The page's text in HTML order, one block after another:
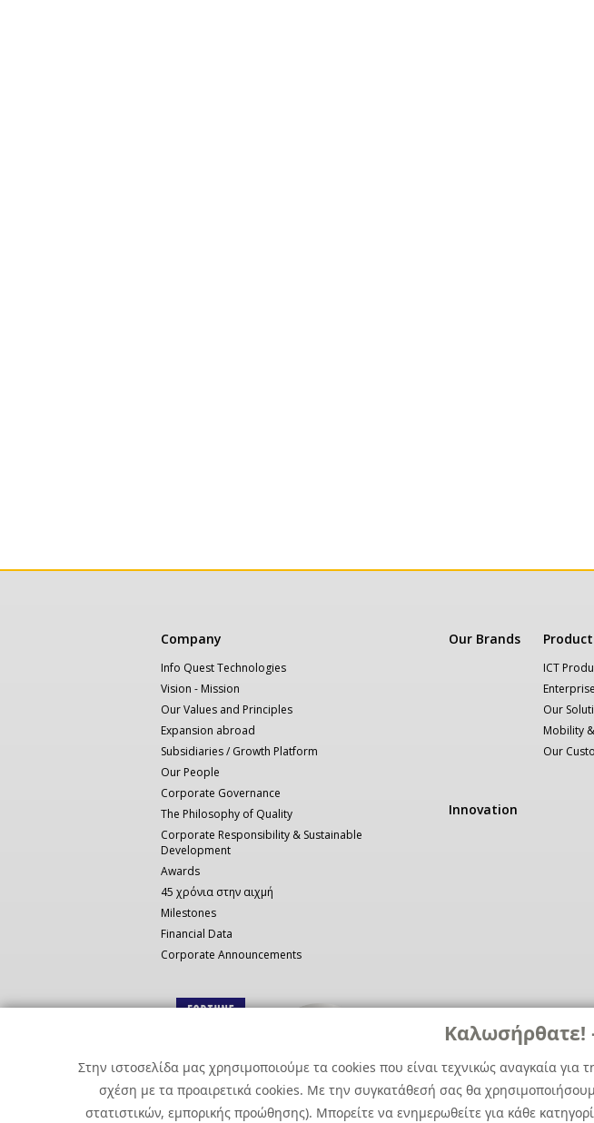
Καλωσήρθατε!
Στην ιστοσελίδα μας χρησιμοποιούμε τα cookies που είναι τεχνικώς αναγκαία
σχέση με τα προαιρετικά cookies. Με την συγκατάθεσή σας θα
στατιστικών, εμπορικής προώθησης). Μπορείτε να ενημερωθείτε για κάθε
Κεντρική
πλοήγηση
Company
Info Quest Technologies
Vision - Mission
Our Values and Principles
Expansion abroad
Subsidiaries / Growth Platform
Our People
Corporate Governance
The Philosophy of Quality
Corporate Responsibility & Sustainable
Development
Awards
45 χρόνια στην αιχμή
Milestones
Financial Data
Corporate Announcements
Our Brands
ICT
Our
Mobility
Our
Innovation